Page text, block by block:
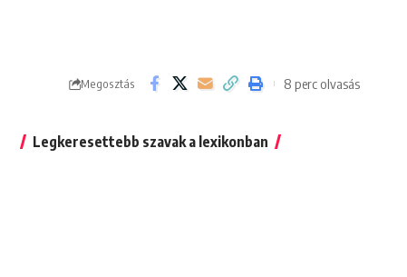
Megosztás 8 perc olvasás
Legkeresettebb szavak a lexikonban